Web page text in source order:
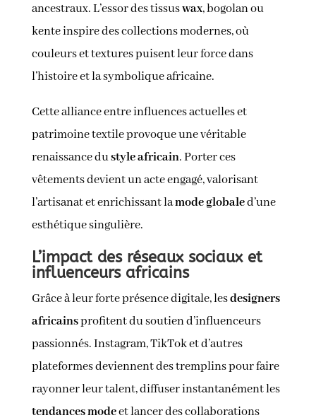
ancestraux. L’essor des tissuswax, bogolan ou
kente inspire des collections modernes, où
couleurs et textures puisent leur force dans
l’histoire et la symbolique africaine.
Cette alliance entre influences actuelles et
patrimoine textile provoque une véritable
renaissance dustyle africain. Porter ces
vêtements devient un acte engagé, valorisant
l’artisanat et enrichissant lamode globaled’une
esthétique singulière.
L’impact des réseaux sociaux et
influenceurs africains
Grâce à leur forte présence digitale, lesdesigners
africainsprofitent du soutien d’influenceurs
passionnés. Instagram, TikTok et d’autres
plateformes deviennent des tremplins pour faire
rayonner leur talent, diffuser instantanément les
tendances modeet lancer des collaborations